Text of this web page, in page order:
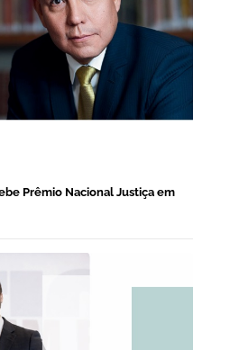
Prêmio Nacional Justiça em